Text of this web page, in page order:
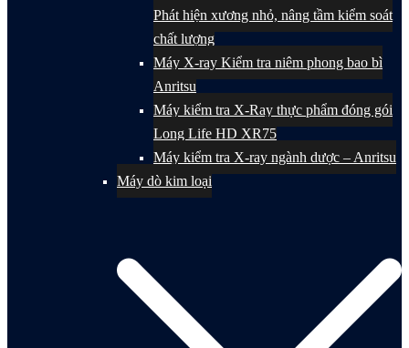
Phát hiện xương nhỏ, nâng tầm kiểm soát
chất lượng
Máy X-ray Kiểm tra niêm phong bao bì
Anritsu
Máy kiểm tra X-Ray thực phẩm đóng gói
Long Life HD XR75
Máy kiểm tra X-ray ngành dược – Anritsu
Máy dò kim loại